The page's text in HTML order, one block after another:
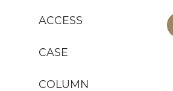
ACCESS
CASE
COLUMN